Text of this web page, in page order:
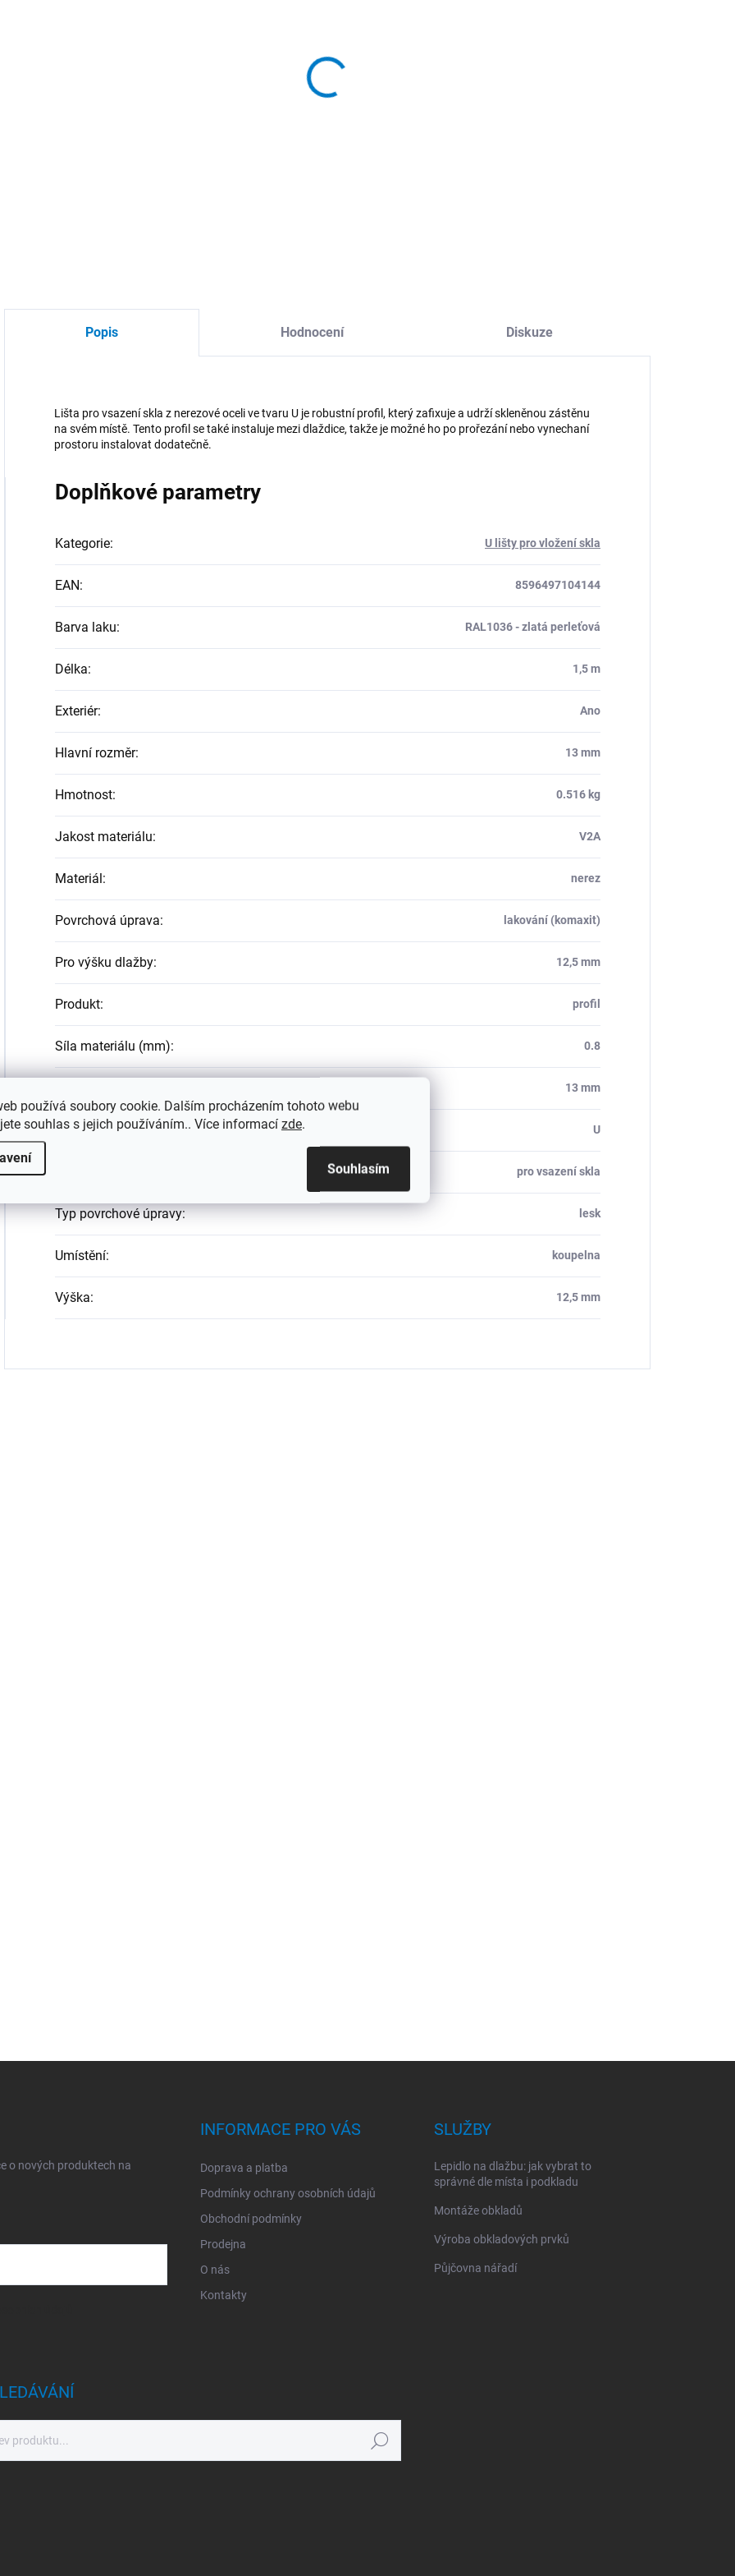
používá soubory cookie. Dalším procházením tohoto webu
souhlas s jejich používáním.. Více informací zde.
Souhlasím
Popis Hodnocení Diskuze
Lišta pro vsazení skla z nerezové oceli ve tvaru U je robustní profil, který zafixuje a udrží skleněnou zástěnu
na svém místě. Tento profil se také instaluje mezi dlaždice, takže je možné ho po prořezání nebo vynechaní
prostoru instalovat dodatečně.
Doplňkové parametry
Kategorie: U lišty pro vložení skla
EAN: 8596497104144
Barva laku: RAL1036 - zlatá perleťová
Délka: 1,5 m
Exteriér: Ano
Hlavní rozměr: 13 mm
Hmotnost: 0.516 kg
Jakost materiálu: V2A
Materiál: nerez
Povrchová úprava: lakování (komaxit)
Pro výšku dlažby: 12,5 mm
Produkt: profil
Síla materiálu (mm): 0.8
13 mm
Tvar: U
pro vsazení skla
Typ povrchové úpravy: lesk
Umístění: koupelna
Výška: 12,5 mm
o nových produktech na
INFORMACE PRO VÁS
Doprava a platba
Podmínky ochrany osobních údajů
Obchodní podmínky
Prodejna
O nás
Kontakty
SLUŽBY
Lepidlo na dlažbu: jak vybrat to
správné dle místa i podkladu
Montáže obkladů
Výroba obkladových prvků
Půjčovna nářadí
Hledat